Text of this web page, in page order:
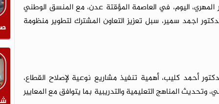
المهري، اليوم، في العاصمة المؤقتة عدن، مع المنسق الوطني
اجمد سمير، سبل تعزيز التعاون المشترك لتطوير منظومة
أحمد كليب، أهمية تنفيذ مشاريع نوعية لإصلاح القطاع،
المناهج التعليمية والتدريبية بما يتوافق مع المعايير